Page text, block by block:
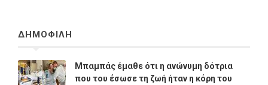
ΔΗΜΟΦΙΛΗ
Μπαμπάς έμαθε ότι η ανώνυμη δότρια
που του έσωσε τη ζωή ήταν η κόρη του